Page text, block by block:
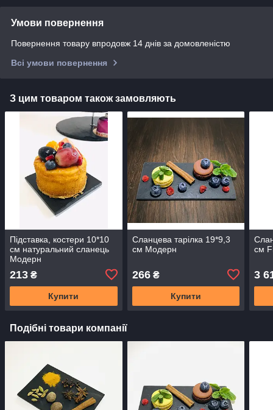
Умови повернення
Повернення товару впродовж 14 днів за домовленістю
Всі умови повернення
З цим товаром також замовляють
Підставка, костери 10*10
см натуральний сланець
Модерн
213 ₴
Купити
Сланцева тарілка 19*9,3
см Модерн
266₴
Купити
см
3
Подібні товари компанії